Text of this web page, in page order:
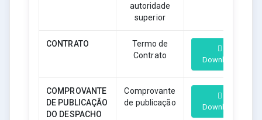
autoridade
superior
CONTRATO
Termo de
Contrato
Download
COMPROVANTE
DE PUBLICAÇÃO
DO DESPACHO
Comprovante
de publicação
Download